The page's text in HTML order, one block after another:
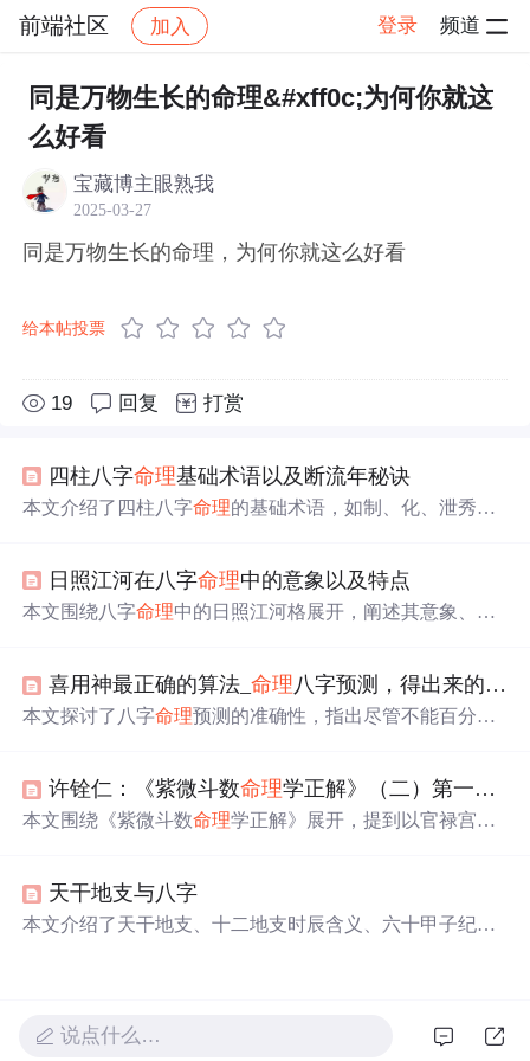
前端社区 加入 登录 频道
社区 前端社区 感慨 帖子详情
同是万物生长的命理&#xff0c;为何你就这
么好看
宝藏博主眼熟我
2025-03-27
同是万物生长的命理，为何你就这么好看
给本帖投票
19 回复 打赏
四柱八字命理基础术语以及断流年秘诀
本文介绍了四柱八字命理的基础术语，如制、化、泄秀、
在特定运年可能遭遇的生死大灾、破财伤身等情况，帮助
读者了解八字命理的分析方法。
日照江河在八字命理中的意象以及特点
本文围绕八字命理中的日照江河格展开，阐述其意象、解
成格条件，喜水土忌火金，不同阶段运势表现有差异，体
现了传统文化传承。
喜用神最正确的算法_命理八字预测，得出来的结果是不是百分之百的正确？
本文探讨了八字命理预测的准确性，指出尽管不能百分之
做出更好的人生选择。
许铨仁：《紫微斗数命理学正解》（二）第一章第一节
本文围绕《紫微斗数命理学正解》展开，提到以官禄宫为
理数是其根源，以及河图在十二宫的应用法则。
天干地支与八字
本文介绍了天干地支、十二地支时辰含义、六十甲子纪年
说点什么…